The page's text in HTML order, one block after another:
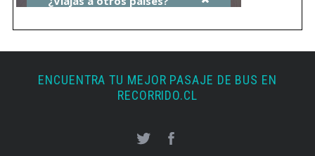
ENCUENTRA TU MEJOR PASAJE DE BUS EN
RECORRIDO.CL